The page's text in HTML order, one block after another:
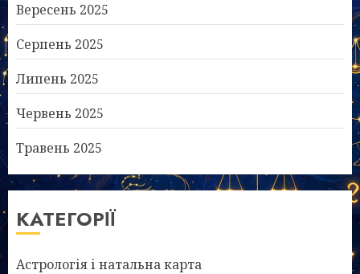
Вересень 2025
Серпень 2025
Липень 2025
Червень 2025
Травень 2025
КАТЕГОРІЇ
Астрологія і натальна карта